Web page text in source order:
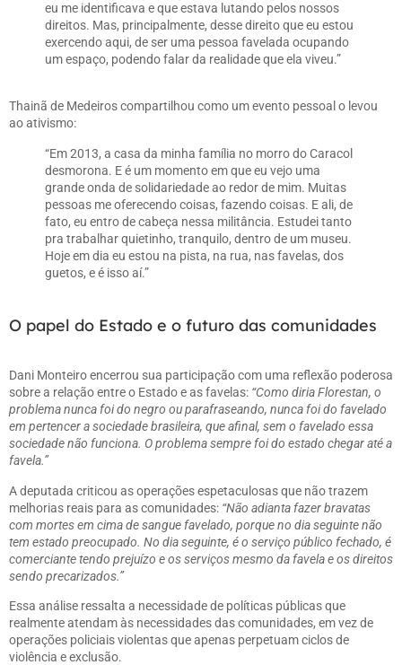
eu me identificava e que estava lutando pelos nossos
direitos. Mas, principalmente, desse direito que eu estou
exercendo aqui, de ser uma pessoa favelada ocupando
um espaço, podendo falar da realidade que ela viveu.”
Thainã de Medeiros compartilhou como um evento pessoal o levou
ao ativismo:
“Em 2013, a casa da minha família no morro do Caracol
desmorona. E é um momento em que eu vejo uma
grande onda de solidariedade ao redor de mim. Muitas
pessoas me oferecendo coisas, fazendo coisas. E ali, de
fato, eu entro de cabeça nessa militância. Estudei tanto
pra trabalhar quietinho, tranquilo, dentro de um museu.
Hoje em dia eu estou na pista, na rua, nas favelas, dos
guetos, e é isso aí.”
O papel do Estado e o futuro das comunidades
Dani Monteiro encerrou sua participação com uma reflexão poderosa
sobre a relação entre o Estado e as favelas: “Como diria Florestan, o
problema nunca foi do negro ou parafraseando, nunca foi do favelado
em pertencer a sociedade brasileira, que afinal, sem o favelado essa
sociedade não funciona. O problema sempre foi do estado chegar até a
favela.”
A deputada criticou as operações espetaculosas que não trazem
melhorias reais para as comunidades: “Não adianta fazer bravatas
com mortes em cima de sangue favelado, porque no dia seguinte não
tem estado preocupado. No dia seguinte, é o serviço público fechado, é
comerciante tendo prejuízo e os serviços mesmo da favela e os direitos
sendo precarizados.”
Essa análise ressalta a necessidade de políticas públicas que
realmente atendam às necessidades das comunidades, em vez de
operações policiais violentas que apenas perpetuam ciclos de
violência e exclusão.